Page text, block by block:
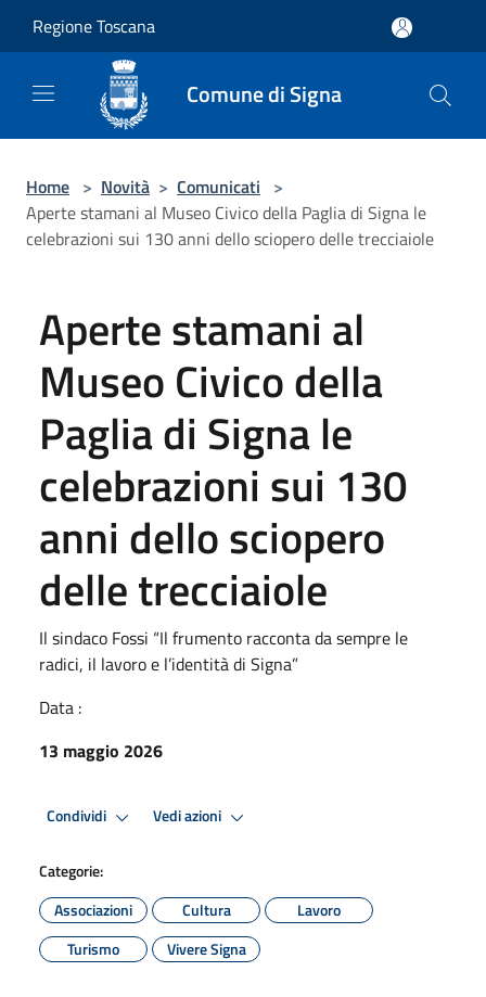
Regione Toscana
Comune di Signa
Home > Novità > Comunicati >
Aperte stamani al Museo Civico della Paglia di Signa le
celebrazioni sui 130 anni dello sciopero delle trecciaiole
Aperte stamani al
Museo Civico della
Paglia di Signa le
celebrazioni sui 130
anni dello sciopero
delle trecciaiole
Il sindaco Fossi “Il frumento racconta da sempre le
radici, il lavoro e l’identità di Signa”
Data :
13 maggio 2026
Condividi Vedi azioni
Categorie:
Associazioni
Cultura
Lavoro
Turismo
Vivere Signa